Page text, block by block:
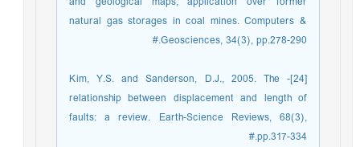
natural gas storages in coal mines. Computers &
Geosciences, 34(3), pp.278-290.#
[24]- Kim, Y.S. and Sanderson, D.J., 2005. The
relationship between displacement and length of
faults: a review. Earth-Science Reviews, 68(3),
pp.317-334.#